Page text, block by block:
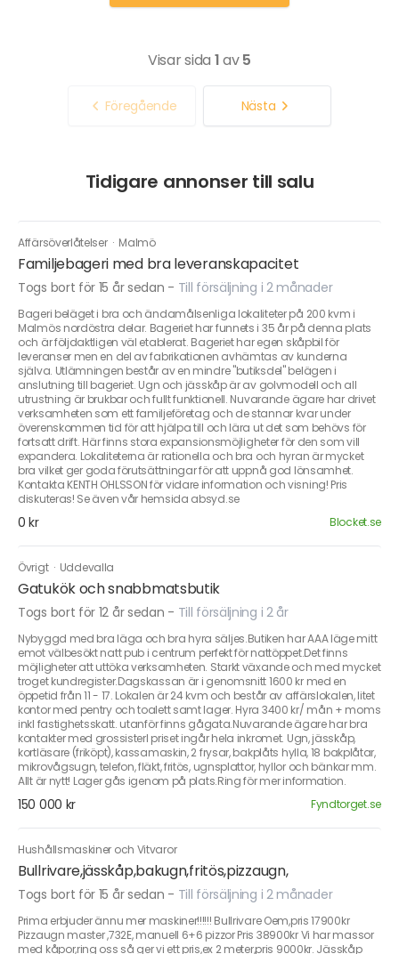
Visar sida 1av5
Föregående Nästa
Tidigare annonser till salu
Affärsöverlåtelser · Malmö
Familjebageri med bra leveranskapacitet
Togs bort för 15 år sedan - Till försäljning i 2 månader
Bageri beläget i bra och ändamålsenliga lokaliteter på 200 kvm i
Malmös nordöstra delar. Bageriet har funnets i 35 år på denna plats
och är följdaktligen väl etablerat. Bageriet har egen skåpbil för
leveranser men en del av fabrikationen avhämtas av kunderna
själva. Utlämningen består av en mindre "butiksdel" belägen i
anslutning till bageriet. Ugn och jässkåp är av golvmodell och all
utrustning är brukbar och fullt funktionell. Nuvarande ägare har drivet
verksamheten som ett familjeföretag och de stannar kvar under
överenskommen tid för att hjälpa till och lära ut det som behövs för
fortsatt drift. Här finns stora expansionsmöjligheter för den som vill
expandera. Lokaliteterna är rationella och bra och hyran är mycket
bra vilket ger goda förutsättningar för att uppnå god lönsamhet.
Kontakta KENTH OHLSSON för vidare information och visning! Pris
diskuteras! Se även vår hemsida absyd.se
0 kr Blocket.se
Övrigt · Uddevalla
Gatukök och snabbmatsbutik
Togs bort för 12 år sedan - Till försäljning i 2 år
Nybyggd med bra läga och bra hyra säljes.Butiken har AAA läge mitt
emot välbesökt natt pub i centrum perfekt för nattöppet.Det finns
möjligheter att uttöka verksamheten. Starkt växande och med mycket
troget kundregister.Dagskassan är i genomsnitt 1600 kr med en
öppetid från 11 - 17. Lokalen är 24 kvm och består av affärslokalen, litet
kontor med pentry och toalett samt lager. Hyra 3400 kr/ mån + moms
inkl fastighetsskatt. utanför finns gågata.Nuvarande ägare har bra
kontakter med grossisterI priset ingår hela inkromet. Ugn, jässkåp,
kortläsare (friköpt), kassamaskin, 2 frysar, bakplåts hylla, 18 bakplåtar,
mikrovågsugn, telefon, fläkt, fritös, ugnsplattor, hyllor och bänkar mm.
Allt är nytt! Lager gås igenom på plats.Ring för mer information.
150 000 kr Fyndtorget.se
Hushållsmaskiner och Vitvaror
Bullrivare,jässkåp,bakugn,fritös,pizzaugn,
Togs bort för 15 år sedan - Till försäljning i 2 månader
Prima erbjuder ännu mer maskiner!!!!!! Bullrivare Oem,pris 17900kr
Pizzaugn master ,732E, manuell 6+6 pizzor Pris 38900kr Vi har massor
med kåpor,ring oss så ger vi ett pris,ex 2 meter,pris 9000kr. Jässkåp